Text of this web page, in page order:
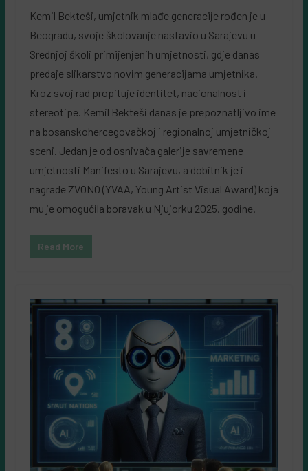
Kemil Bekteši, umjetnik mlađe generacije rođen je u
Beogradu, svoje školovanje nastavio u Sarajevu u
Srednjoj školi primijenjenih umjetnosti, gdje danas
predaje slikarstvo novim generacijama umjetnika.
Kroz svoj rad propituje identitet, nacionalnost i
stereotipe. Kemil Bekteši danas je prepoznatljivo ime
na bosanskohercegovačkoj i regionalnoj umjetničkoj
sceni. Jedan je od osnivača galerije savremene
umjetnosti Manifesto u Sarajevu, a dobitnik je i
nagrade ZVONO (YVAA, Young Artist Visual Award) koja
mu je omogućila boravak u Njujorku 2025. godine.
Read More